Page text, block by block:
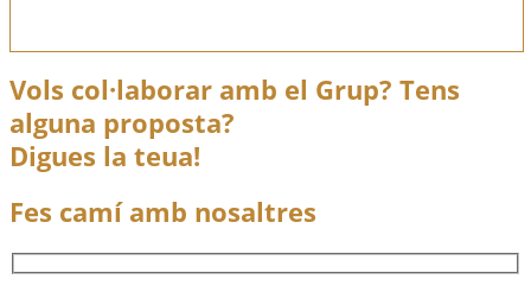
Vols col·laborar amb el Grup? Tens
alguna proposta?
Digues la teua!
Fes camí amb nosaltres